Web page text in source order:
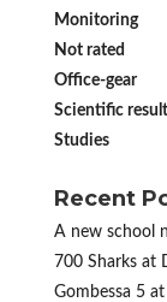
Monitoring
Not rated
Office-gear
Scientific
Studies
Recent
A new school
700 Sharks at
Gombessa 5